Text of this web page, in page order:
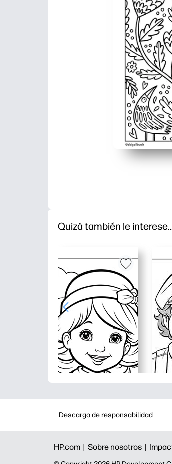
Quizá también le
Descargo de responsabilidad
HP.com | Sobre nosotros |